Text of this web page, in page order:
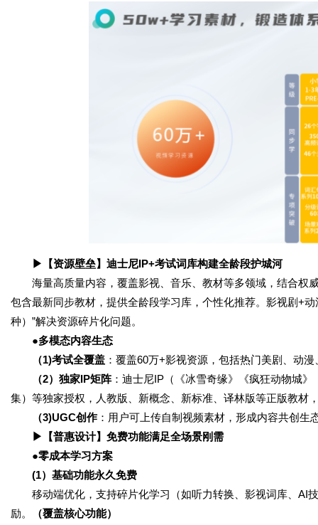
▶【资源壁垒】迪士尼IP+考试词库构建全龄段护城河
海量高质量内容，覆盖影视、音乐、教材等多领域，结合权
包含最新同步教材，提供全龄段学习库，个性化推荐。影视剧+
种）”解决资源碎片化问题。
●多模态内容生态
（1)考试全覆盖 ：覆盖60万+影视资源，包括热门美剧、动
（2）独家IP矩阵：迪士尼IP（《冰雪奇缘》《疯狂动物城
集）等独家授权，人教版、新概念、新标准、译林版等正版教材
（3)UGC创作 ：用户可上传自制视频素材，形成内容共创
▶【普惠设计】免费功能满足全场景刚需
●零成本学习方案
(1）基础功能永久免费
移动端优化，支持碎片化学习（如听力转换、影视词库、AI
励。
（覆盖核心功能）